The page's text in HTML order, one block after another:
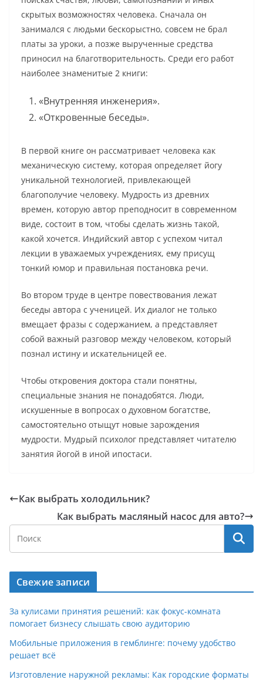
скрытых возможностях человека. Сначала он
занимался с людьми бескорыстно, совсем не брал
платы за уроки, а позже вырученные средства
приносил на благотворительность. Среди его работ
наиболее знаменитые 2 книги:
«Внутренняя инженерия».
«Откровенные беседы».
В первой книге он рассматривает человека как
механическую систему, которая определяет йогу
уникальной технологией, привлекающей
благополучие человеку. Мудрость из древних
времен, которую автор преподносит в современном
виде, состоит в том, чтобы сделать жизнь такой,
какой хочется. Индийский автор с успехом читал
лекции в уважаемых учреждениях, ему присущ
тонкий юмор и правильная постановка речи.
Во втором труде в центре повествования лежат
беседы автора с ученицей. Их диалог не только
вмещает фразы с содержанием, а представляет
собой важный разговор между человеком, который
познал истину и искательницей ее.
Чтобы откровения доктора стали понятны,
специальные знания не понадобятся. Люди,
искушенные в вопросах о духовном богатстве,
самостоятельно отыщут новые зарождения
мудрости. Мудрый психолог представляет читателю
занятия йогой в иной ипостаси.
Как выбрать холодильник?
Как выбрать масляный насос для авто?
Свежие записи
За кулисами принятия решений: как фокус-комната
помогает бизнесу слышать свою аудиторию
Мобильные приложения в гемблинге: почему удобство
решает всё
Изготовление наружной рекламы: Как городские форматы